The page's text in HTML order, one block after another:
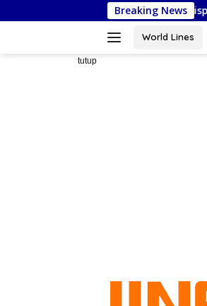
ke
Breaking News
Negara di Jakarta, Kadispora Sulsel
World Lines
tutup